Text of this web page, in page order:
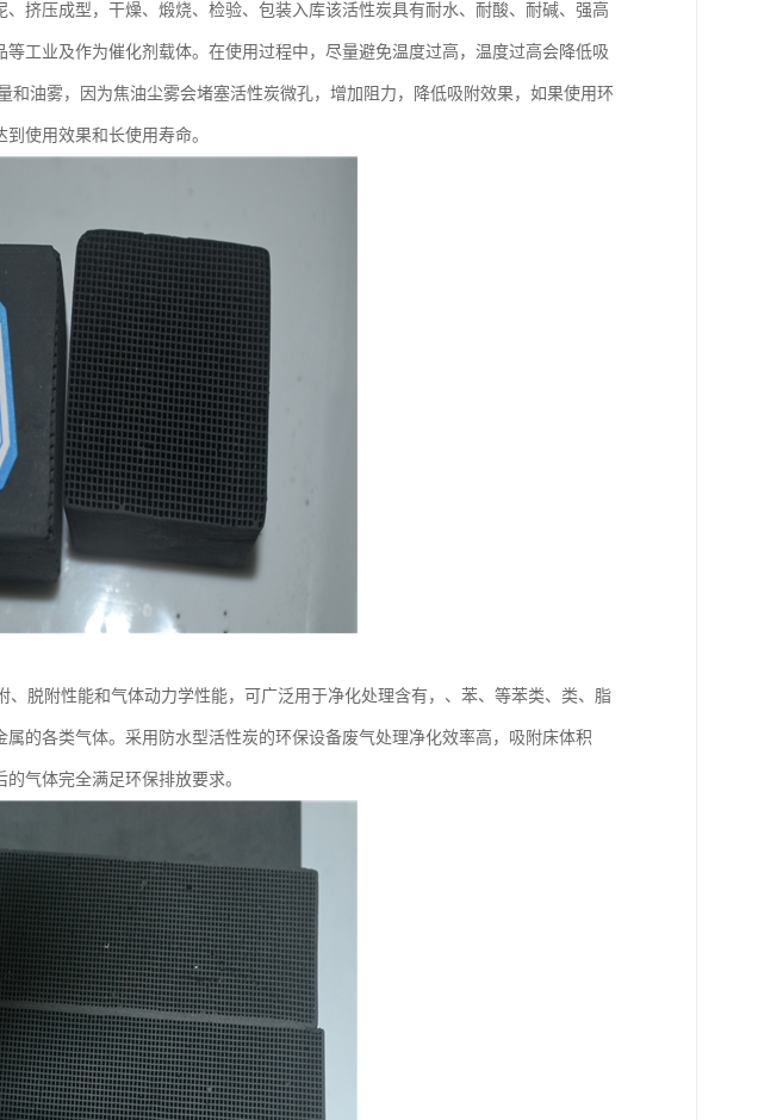
挤压成型，干燥、煅烧、检验、包装入库该活性炭具有耐水、耐酸、耐碱、强高
工业及作为催化剂载体。在使用过程中，尽量避免温度过高，温度过高会降低吸
和油雾，因为焦油尘雾会堵塞活性炭微孔，增加阻力，降低吸附效果，如果使用环
使用效果和长使用寿命。
、脱附性能和气体动力学性能，可广泛用于净化处理含有，、苯、等苯类、类、脂
的各类气体。采用防水型活性炭的环保设备废气处理净化效率高，吸附床体积
气体完全满足环保排放要求。